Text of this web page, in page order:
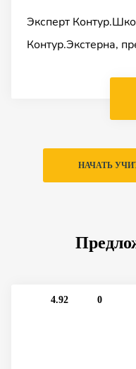
Эксперт
Контур.Экстерна,
НАЧАТЬ
4.92 0